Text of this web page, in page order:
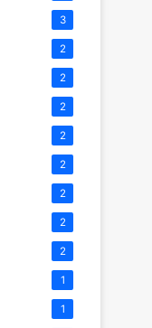
3
2
2
2
2
2
2
2
2
1
1